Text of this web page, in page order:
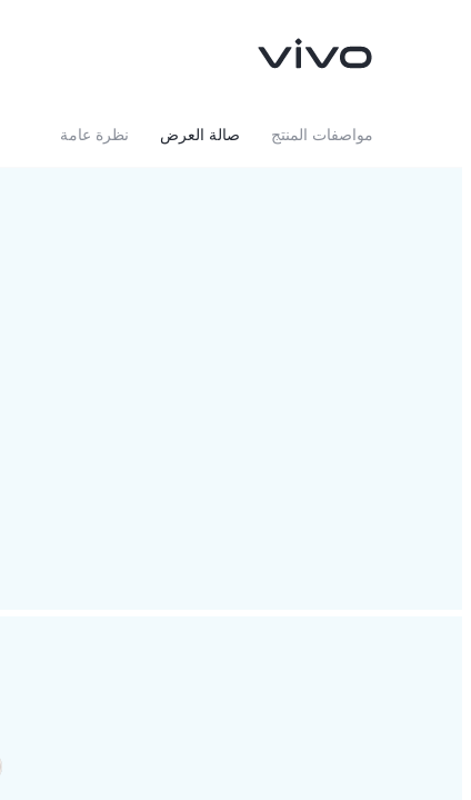
نظرة عامة صالة العرض مواصفات المنتج